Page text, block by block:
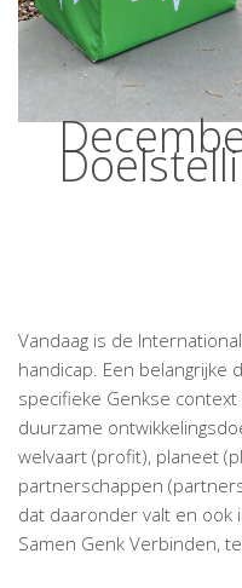
Vandaag is de
handicap. Een belangrijke
specifieke Genkse
duurzame
welvaart (profit), planeet
partnerschappen
dat daaronder valt en ook
Samen Genk Verbinden,